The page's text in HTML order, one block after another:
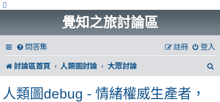
覺知之旅討論區
問答集 登入
註冊
討論區首頁
人類圖討論 大眾討論
人類圖debug - 情緒權威生產者，